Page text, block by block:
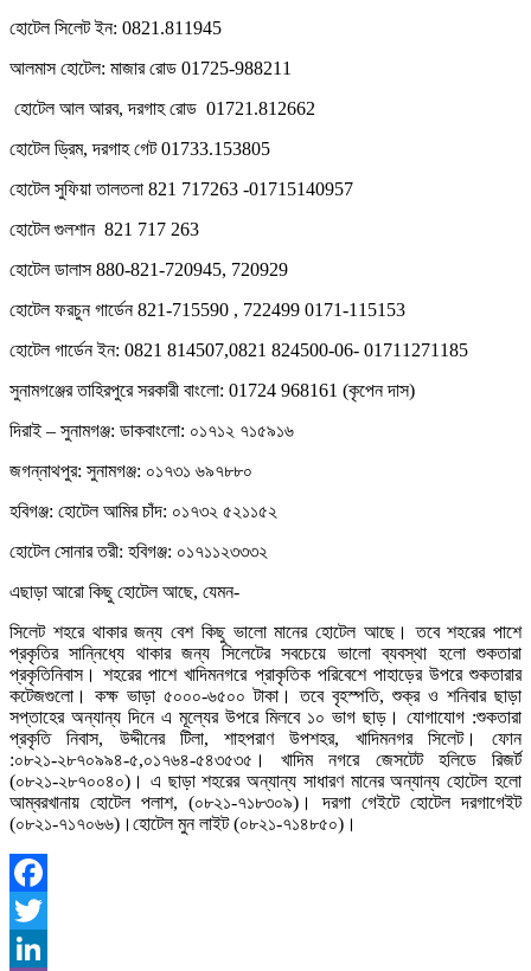
হোটেল সিলেট ইন: 0821.811945
আলমাস হোটেল: মাজার রোড 01725-988211
হোটেল আল আরব, দরগাহ রোড 01721.812662
হোটেল ড্রিম, দরগাহ গেট 01733.153805
হোটেল সুফিয়া তালতলা 821 717263 -01715140957
হোটেল গুলশান 821 717 263
হোটেল ডালাস 880-821-720945, 720929
হোটেল ফরচুন গার্ডেন 821-715590 , 722499 0171-115153
হোটেল গার্ডেন ইন: 0821 814507,0821 824500-06- 01711271185
সুনামগঞ্জের তাহিরপুরে সরকারী বাংলো: 01724 968161 (কৃপেন দাস)
দিরাই – সুনামগঞ্জ: ডাকবাংলো: ০১৭১২ ৭১৫৯১৬
জগন্নাথপুর: সুনামগঞ্জ: ০১৭৩১ ৬৯৭৮৮০
হবিগঞ্জ: হোটেল আমির চাঁদ: ০১৭৩২ ৫২১১৫২
হোটেল সোনার তরী: হবিগঞ্জ: ০১৭১১২৩৩৩২
এছাড়া আরো কিছু হোটেল আছে, যেমন-
সিলেট শহরে থাকার জন্য বেশ কিছু ভালো মানের হোটেল আছে। তবে শহরের পাশে
প্রকৃতির সান্নিধ্যে থাকার জন্য সিলেটের সবচেয়ে ভালো ব্যবস্থা হলো শুকতারা
প্রকৃতিনিবাস। শহরের পাশে খাদিমনগরে প্রাকৃতিক পরিবেশে পাহাড়ের উপরে শুকতারার
কটেজগুলো। কক্ষ ভাড়া ৫০০০-৬৫০০ টাকা। তবে বৃহস্পতি, শুক্র ও শনিবার ছাড়া
সপ্তাহের অন্যান্য দিনে এ মূল্যের উপরে মিলবে ১০ ভাগ ছাড়। যোগাযোগ :শুকতারা
প্রকৃতি নিবাস, উদ্দীনের টিলা, শাহপরাণ উপশহর, খাদিমনগর সিলেট। ফোন
:০৮২১-২৮৭০৯৯৪-৫,০১৭৬৪-৫৪৩৫৩৫। খাদিম নগরে জেসটেট হলিডে রিজর্ট
(০৮২১-২৮৭০০৪০)। এ ছাড়া শহরের অন্যান্য সাধারণ মানের অন্যান্য হোটেল হলো
আম্বরখানায় হোটেল পলাশ, (০৮২১-৭১৮৩০৯)। দরগা গেইটে হোটেল দরগাগেইট
(০৮২১-৭১৭০৬৬)।হোটেল মুন লাইট (০৮২১-৭১৪৮৫০)।
Facebook
Twitter